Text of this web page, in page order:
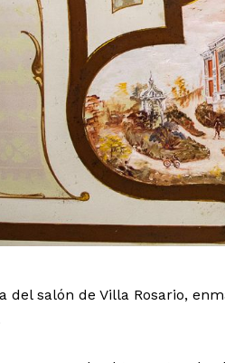
del salón de Villa Rosario,